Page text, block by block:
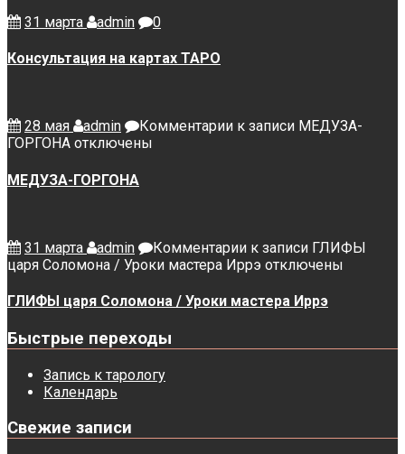
31 марта admin 0
Консультация на картах ТАРО
28 мая admin Комментарии к записи МЕДУЗА-
ГОРГОНА отключены
МЕДУЗА-ГОРГОНА
31 марта admin Комментарии к записи ГЛИФЫ
царя Соломона / Уроки мастера Иррэ отключены
ГЛИФЫ царя Соломона / Уроки мастера Иррэ
Быстрые переходы
Запись к тарологу
Календарь
Свежие записи